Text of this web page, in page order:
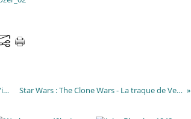
Warhammer 40k - Arks of Omen, comme un doute qui s'installe... Star Wars : The Clone Wars - La traque de Ventress